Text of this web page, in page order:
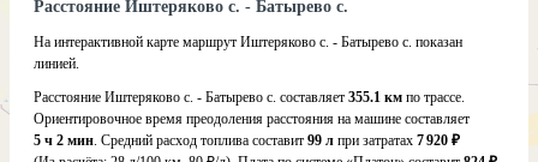
Расстояние Иштеряково с. - Батырево с.
На интерактивной карте маршрут Иштеряково с. - Батырево с. показан
линией.
Расстояние Иштеряково с. - Батырево с. составляет 355.1 км по трассе.
Ориентировочное время преодоления расстояния на машине составляет
5 ч 2 мин. Средний расход топлива составит 99 л при затратах 7 920 ₽